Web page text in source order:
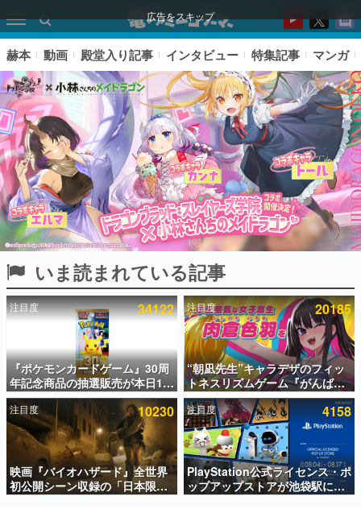
広告をスキップ
ピックアップ
電ファミのいま読まれている記事ランキング
アプリセール情報
インタビュー
連載・特集一覧
殿堂入り記事
SNS拡散数が数千以上！ ページビュー数万以上！ などな
ど。多くの人々に読まれた、電ファミ渾身の“殿堂入り”記
事をまとめました。
赫本 動画 殿堂入り記事 インタビュー 特集記事 マンガ
いま読まれている記事
注目度 34122
『ポケモンカードゲーム』30周
年記念商品の抽選販売が本日12
時より開始。拡張パック「30th
CELEBRATION」のボックス
に、「プレミアムデッキセット
エーフィ・ブラッキー」
「FUTURISTIC BOX」の計3商
品
注目度 20185
“朝凪先生”キャラデザのフィッ
トネスリズムゲーム『がんば
れ！チアリズム』Steamストア
ページが公開。キャラクターの
CVは陽向葵ゅかさん
注目度 10230
映画『バイオハザード』全世界
初公開シーン収録の「日本限
定」予告映像が解禁。バイオの
注目度 4158
PlayStation公式ライセンス・ポ
ップアップストアが池袋駅にて
期間限定で開催。夏のアパレル